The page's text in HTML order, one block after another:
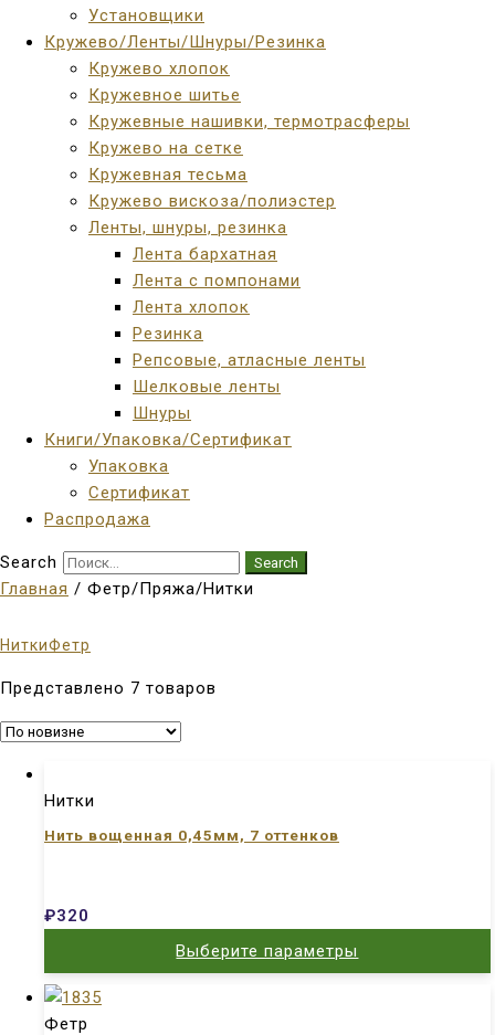
Установщики
Кружево/Ленты/Шнуры/Резинка
Кружево хлопок
Кружевное шитье
Кружевные нашивки, термотрасферы
Кружево на сетке
Кружевная тесьма
Кружево вискоза/полиэстер
Ленты, шнуры, резинка
Лента бархатная
Лента с помпонами
Лента хлопок
Резинка
Репсовые, атласные ленты
Шелковые ленты
Шнуры
Книги/Упаковка/Сертификат
Упаковка
Сертификат
Распродажа
Search Search
Главная / Фетр/Пряжа/Нитки
НиткиФетр
Представлено 7 товаров
Нитки
Нить вощенная 0,45мм, 7 оттенков
₽320
Выберите параметры
Фетр